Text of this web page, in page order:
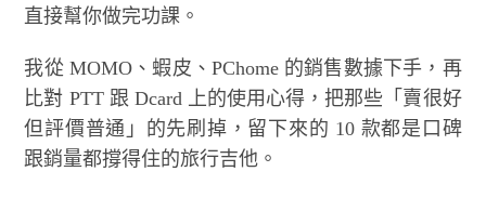
直接幫你做完功課。
我從 MOMO、蝦皮、PChome 的銷售數據下手，再
比對 PTT 跟 Dcard 上的使用心得，把那些「賣很好
但評價普通」的先刷掉，留下來的 10 款都是口碑
跟銷量都撐得住的旅行吉他。